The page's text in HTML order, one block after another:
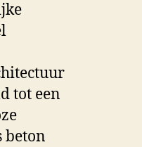
tot een
beton